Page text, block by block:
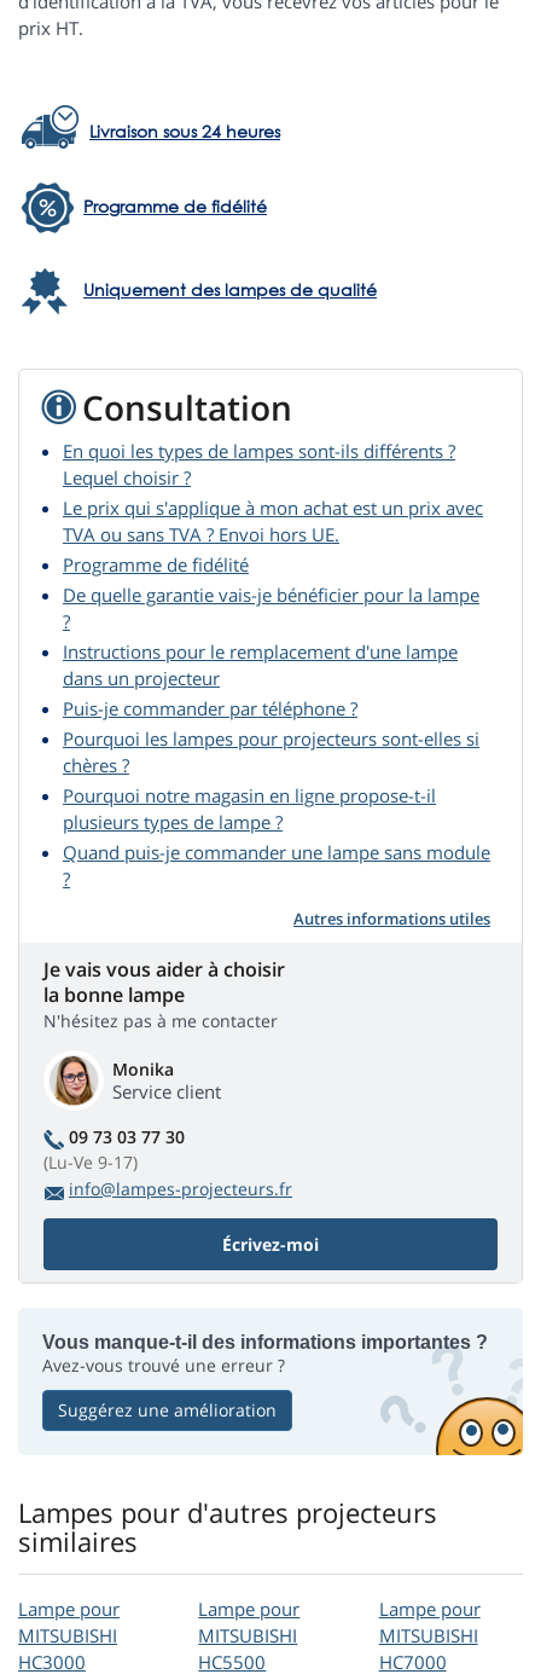
prix HT.
Livraison sous 24 heures
Programme de fidélité
Uniquement des lampes de qualité
Consultation
En quoi les types de lampes sont-ils différents ?
Lequel choisir ?
Le prix qui s'applique à mon achat est un prix avec
TVA ou sans TVA ? Envoi hors UE.
Programme de fidélité
De quelle garantie vais-je bénéficier pour la lampe
?
Instructions pour le remplacement d'une lampe
dans un projecteur
Puis-je commander par téléphone ?
Pourquoi les lampes pour projecteurs sont-elles si
chères ?
Pourquoi notre magasin en ligne propose-t-il
plusieurs types de lampe ?
Quand puis-je commander une lampe sans module
?
Autres informations utiles
Je vais vous aider à choisir
la bonne lampe
N'hésitez pas à me contacter
Monika
Service client
09 73 03 77 30
(Lu-Ve 9-17)
info@lampes-projecteurs.fr
Écrivez-moi
Vous manque-t-il des informations importantes ?
Avez-vous trouvé une erreur ?
Suggérez une amélioration
Lampes pour d'autres projecteurs
similaires
Lampe pour
MITSUBISHI
HC3000
Lampe pour
MITSUBISHI
HC5500
Lampe pour
MITSUBISHI
HC7000